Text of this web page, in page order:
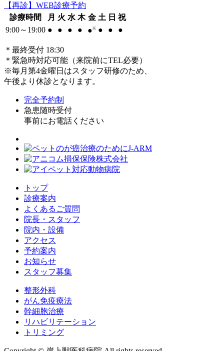
【再診】WEB診療予約
診療時間
月 火 水 木 金 土 日 祝
9:00～19:00 ● ● ● ● ●※ ● ● ●
＊最終受付 18:30
＊緊急時対応可能（来院前にTEL必要）
※毎月第4金曜日はスタッフ研修のため、
午後より休診となります。
完全予約制
急患随時受付
事前にお電話ください
トップ
診療案内
よくあるご質問
院長・スタッフ
院内・設備
アクセス
予約案内
お知らせ
スタッフ募集
整形外科
がん免疫療法
幹細胞治療
リハビリテーション
トリミング